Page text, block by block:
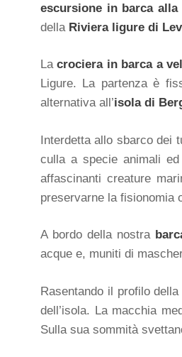
escursione in barca alla
della Riviera ligure di
Lacrociera in barca a
Ligure. La partenza è
alternativa all’isola di
Interdetta allo sbarco dei
culla a specie animali
affascinanti creature
preservarne la fisionomia
A bordo della nostra
acque e, muniti di
Rasentando il profilo
dell’isola. La macchia
Sulla sua sommità